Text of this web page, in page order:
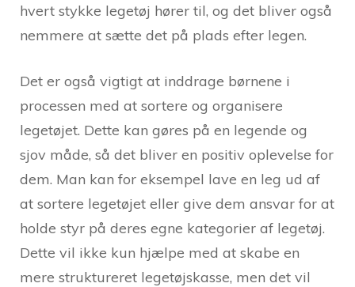
hvert stykke legetøj hører til, og det bliver også
nemmere at sætte det på plads efter legen.
Det er også vigtigt at inddrage børnene i
processen med at sortere og organisere
legetøjet. Dette kan gøres på en legende og
sjov måde, så det bliver en positiv oplevelse for
dem. Man kan for eksempel lave en leg ud af
at sortere legetøjet eller give dem ansvar for at
holde styr på deres egne kategorier af legetøj.
Dette vil ikke kun hjælpe med at skabe en
mere struktureret legetøjskasse, men det vil